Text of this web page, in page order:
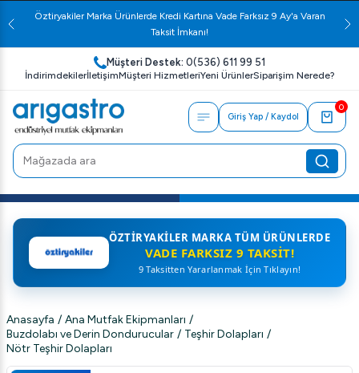
Öztiryakiler Marka Ürünlerde Kredi Kartına Vade Farksız 9 Ay'a Varan
Taksit İmkanı!
Müşteri Destek: 0(536) 611 99 51
İndirimdekilerİletişimMüşteri HizmetleriYeni ÜrünlerSiparişim Nerede?
Giriş Yap / Kaydol
0
ÖZTIRYAKILER MARKA TÜM ÜRÜNLERDE
VADE FARKSIZ 9 TAKSIT!
9 Taksitten Yararlanmak İçin Tıklayın!
Anasayfa / Ana Mutfak Ekipmanları /
Buzdolabı ve Derin Dondurucular / Teşhir Dolapları /
Nötr Teşhir Dolapları